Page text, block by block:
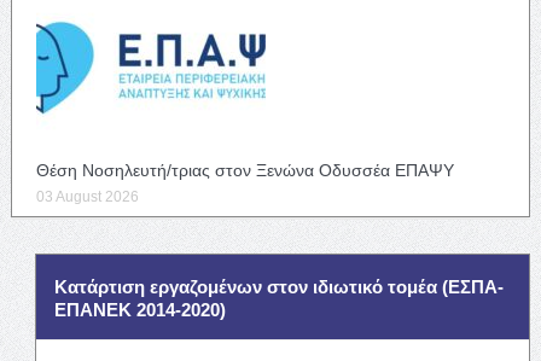
Θέση Νοσηλευτή/τριας στον Ξενώνα Οδυσσέα ΕΠΑΨΥ
03 August 2026
Κατάρτιση εργαζομένων στον ιδιωτικό τομέα (ΕΣΠΑ-
ΕΠΑΝΕΚ 2014-2020)